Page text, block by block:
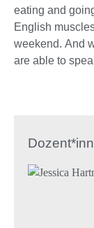
eating and
English
weekend. And
are able to